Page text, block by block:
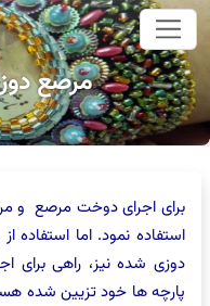
اصلی
مرصع
برای اجرای دوخت مرصع و
استفاده نمود. اما استفاده
دوزی شده نیز، راهی برای
پارچه ها خود تزیین شده